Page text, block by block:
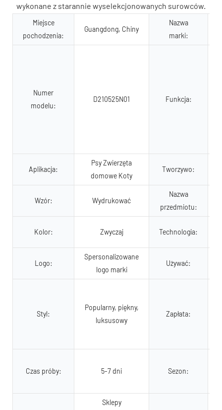
wykonane z starannie wyselekcjonowanych surowców.
Miejsce
pochodzenia:
Guangdong, Chiny
Nazwa
marki:
Numer
modelu:
D210525N01 Funkcja:
Aplikacja:
Psy Zwierzęta
domowe Koty
Tworzywo:
Wzór: Wydrukować
Nazwa
przedmiotu:
Kolor: Zwyczaj Technologia:
Logo:
Spersonalizowane
logo marki
Używać:
Styl:
Popularny, piękny,
luksusowy
Zapłata:
Czas próby: 5-7 dni Sezon:
Sklepy